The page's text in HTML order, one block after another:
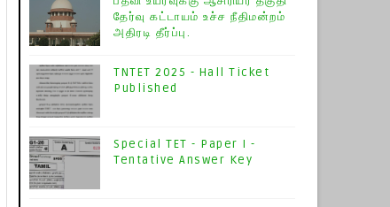
தேர்வு கட்டாயம் உச்ச நீதிமன்றம்
அதிரடி தீர்ப்பு.
TNTET 2025 - Hall Ticket
Published
Special TET - Paper I -
Tentative Answer Key